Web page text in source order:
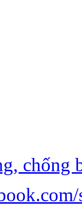
chống